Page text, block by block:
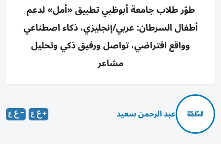
طوّر طلاب جامعة أبوظبي تطبيق «أمل» لدعم
أطفال السرطان: عربي/إنجليزي، ذكاء اصطناعي
وواقع افتراضي، تواصل ورفيق ذكي وتحليل
مشاعر
عبد الرحمن سعيد